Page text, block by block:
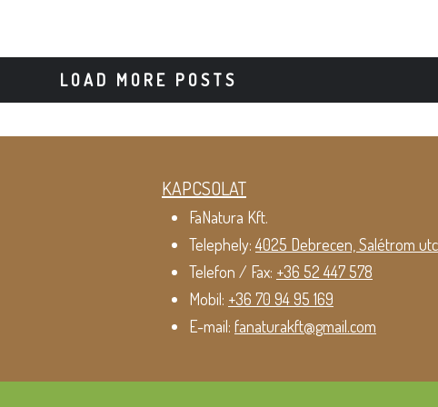
LOAD MORE POSTS
KAPCSOLAT
FaNatura Kft.
Telephely:4025 Debrecen, Salétrom
Telefon / Fax: +36 52 447 578
Mobil: +36 70 94 95 169
E-mail: fanaturakft@gmail.com